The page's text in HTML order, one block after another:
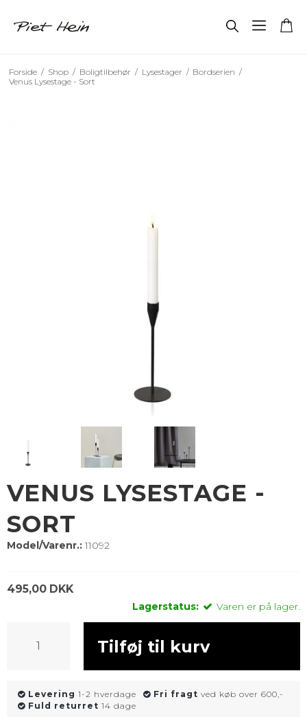
Forside / Shop / Boligtilbehør / Lysestager / Bordserien /
Venus Lysestage - Sort
VENUS LYSESTAGE -
SORT
Model/Varenr.: 11092
495,00 DKK
Lagerstatus: Varen er på lager.
Tilføj til kurv
Levering 1-2 hverdage Fri fragt ved køb over 600,-
Fuld returret 14 dage